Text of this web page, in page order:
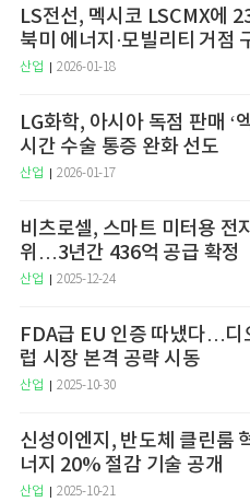
LS전선, 멕시코 LSCMX에
북미 에너지·모빌리티 거점
산업 2026-01-18
LG화학, 아시아 독점 판매 ‘
시간 수술 통증 완화 선도
산업 2026-01-17
비츠로셀, 스마트 미터용 전
위…3년간 436억 공급 확정
산업 2025-12-24
FDA급 EU 인증 따냈다…디
럽 시장 본격 공략 시동
산업 2025-10-30
신성이엔지, 반도체 클린룸
너지 20% 절감 기술 공개
산업 2025-10-21